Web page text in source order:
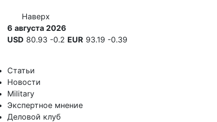
Наверх
6 августа 2026
USD 80.93 -0.2 EUR 93.19 -0.39
Статьи
Новости
Military
Экспертное мнение
Деловой клуб